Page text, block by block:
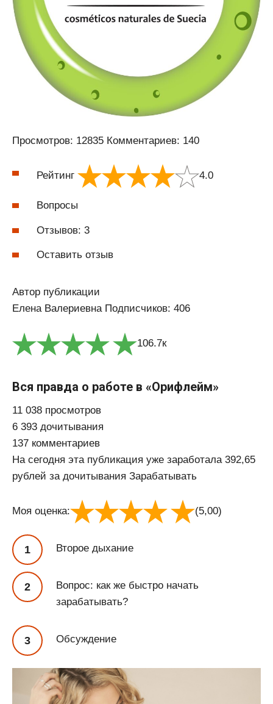
Просмотров: 12835 Комментариев: 140
Рейтинг 4.0
Вопросы
Отзывов: 3
Оставить отзыв
Автор публикации
Елена Валериевна Подписчиков: 406
106.7к
Вся правда о работе в «Орифлейм»
11 038 просмотров
6 393 дочитывания
137 комментариев
На сегодня эта публикация уже заработала 392,65
рублей за дочитывания Зарабатывать
Моя оценка: (5,00)
Второе дыхание
Вопрос: как же быстро начать
зарабатывать?
Обсуждение